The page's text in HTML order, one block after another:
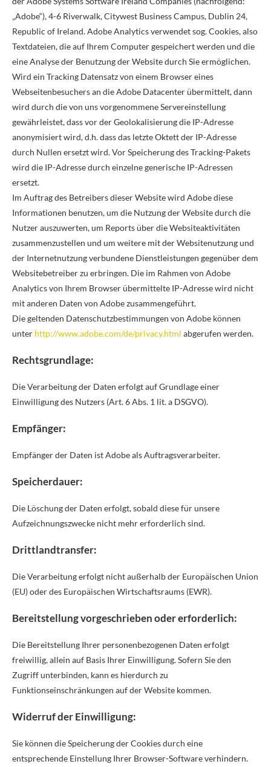
„Adobe“), 4-6 Riverwalk, Citywest Business Campus, Dublin 24,
Republic of Ireland. Adobe Analytics verwendet sog. Cookies, also
Textdateien, die auf Ihrem Computer gespeichert werden und die
eine Analyse der Benutzung der Website durch Sie ermöglichen.
Wird ein Tracking Datensatz von einem Browser eines
Webseitenbesuchers an die Adobe Datacenter übermittelt, dann
wird durch die von uns vorgenommene Servereinstellung
gewährleistet, dass vor der Geolokalisierung die IP-Adresse
anonymisiert wird, d.h. dass das letzte Oktett der IP-Adresse
durch Nullen ersetzt wird. Vor Speicherung des Tracking-Pakets
wird die IP-Adresse durch einzelne generische IP-Adressen
ersetzt.
Im Auftrag des Betreibers dieser Website wird Adobe diese
Informationen benutzen, um die Nutzung der Website durch die
Nutzer auszuwerten, um Reports über die Websiteaktivitäten
zusammenzustellen und um weitere mit der Websitenutzung und
der Internetnutzung verbundene Dienstleistungen gegenüber dem
Websitebetreiber zu erbringen. Die im Rahmen von Adobe
Analytics von Ihrem Browser übermittelte IP-Adresse wird nicht
mit anderen Daten von Adobe zusammengeführt.
Die geltenden Datenschutzbestimmungen von Adobe können
unter http://www.adobe.com/de/privacy.html abgerufen werden.
Rechtsgrundlage:
Die Verarbeitung der Daten erfolgt auf Grundlage einer
Einwilligung des Nutzers (Art. 6 Abs. 1 lit. a DSGVO).
Empfänger:
Empfänger der Daten ist Adobe als Auftragsverarbeiter.
Speicherdauer:
Die Löschung der Daten erfolgt, sobald diese für unsere
Aufzeichnungszwecke nicht mehr erforderlich sind.
Drittlandtransfer:
Die Verarbeitung erfolgt nicht außerhalb der Europäischen Union
(EU) oder des Europäischen Wirtschaftsraums (EWR).
Bereitstellung vorgeschrieben oder erforderlich:
Die Bereitstellung Ihrer personenbezogenen Daten erfolgt
freiwillig, allein auf Basis Ihrer Einwilligung. Sofern Sie den
Zugriff unterbinden, kann es hierdurch zu
Funktionseinschränkungen auf der Website kommen.
Widerruf der Einwilligung:
Sie können die Speicherung der Cookies durch eine
entsprechende Einstellung Ihrer Browser-Software verhindern.